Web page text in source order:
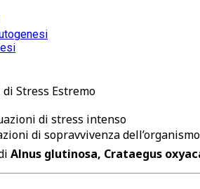
Stress Estremo
di stress intenso
di sopravvivenza dell’organismo
Alnus glutinosa, Crataegus